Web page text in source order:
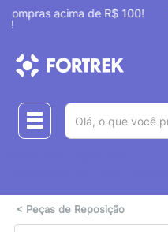
É sua primeira compra?
< Peças de Reposição